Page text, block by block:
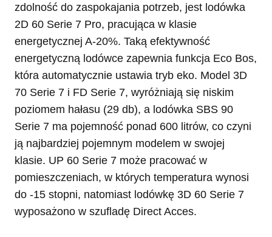
zdolność do zaspokajania potrzeb, jest lodówka
2D 60 Serie 7 Pro, pracująca w klasie
energetycznej A-20%. Taką efektywność
energetyczną lodówce zapewnia funkcja Eco Bos,
która automatycznie ustawia tryb eko. Model 3D
70 Serie 7 i FD Serie 7, wyróżniają się niskim
poziomem hałasu (29 db), a lodówka SBS 90
Serie 7 ma pojemność ponad 600 litrów, co czyni
ją najbardziej pojemnym modelem w swojej
klasie. UP 60 Serie 7 może pracować w
pomieszczeniach, w których temperatura wynosi
do -15 stopni, natomiast lodówkę 3D 60 Serie 7
wyposażono w szufladę Direct Acces.